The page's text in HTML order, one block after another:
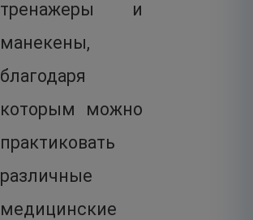
тренажеры и
манекены,
благодаря
которым можно
практиковать
различные
медицинские